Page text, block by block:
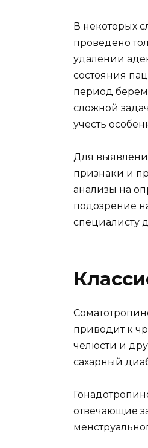
В некоторых
проведено
удалении
состояния
период
сложной
учесть
Для
признаки и
анализы на
подозрение
специалисту
приводит к
челюсти и
сахарный
отвечающие